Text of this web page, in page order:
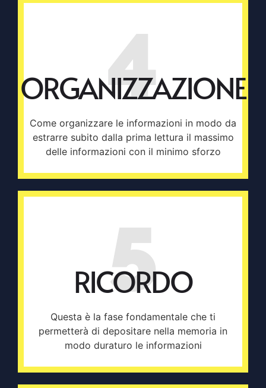
4
ORGANIZZAZIONE
Come organizzare le informazioni in modo da
estrarre subito dalla prima lettura il massimo
delle informazioni con il minimo sforzo
5
RICORDO
Questa è la fase fondamentale che ti
permetterà di depositare nella memoria in
modo duraturo le informazioni